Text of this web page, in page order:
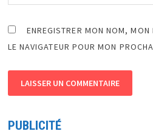
ENREGISTRER MON NOM,
LE NAVIGATEUR POUR MON
PUBLICITÉ